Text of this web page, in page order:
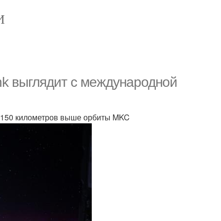
выглядит с международной
километров выше орбиты MKC